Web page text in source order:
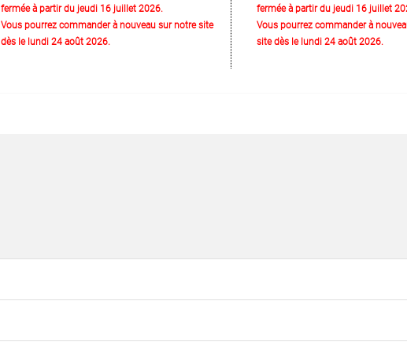
fermée à partir du jeudi 16 juillet 2026.
Vous pourrez commander à nouveau sur notre site
dès le lundi 24 août 2026.
fermée à partir du jeudi 16 juillet
Vous pourrez commander à
site dès le lundi 24 août 2026.